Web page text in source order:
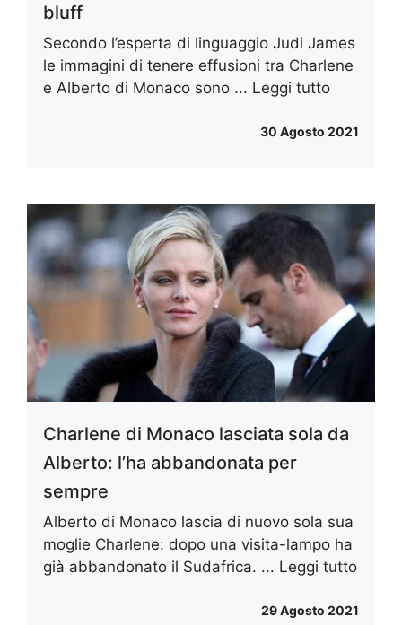
bluff
Secondo l’esperta di linguaggio Judi James
le immagini di tenere effusioni tra Charlene
e Alberto di Monaco sono ... Leggi tutto
30 Agosto 2021
Charlene di Monaco lasciata sola da
Alberto: l’ha abbandonata per
sempre
Alberto di Monaco lascia di nuovo sola sua
moglie Charlene: dopo una visita-lampo ha
già abbandonato il Sudafrica. ... Leggi tutto
29 Agosto 2021